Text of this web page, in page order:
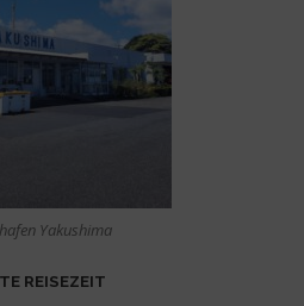
Yakushima
REISEZEIT